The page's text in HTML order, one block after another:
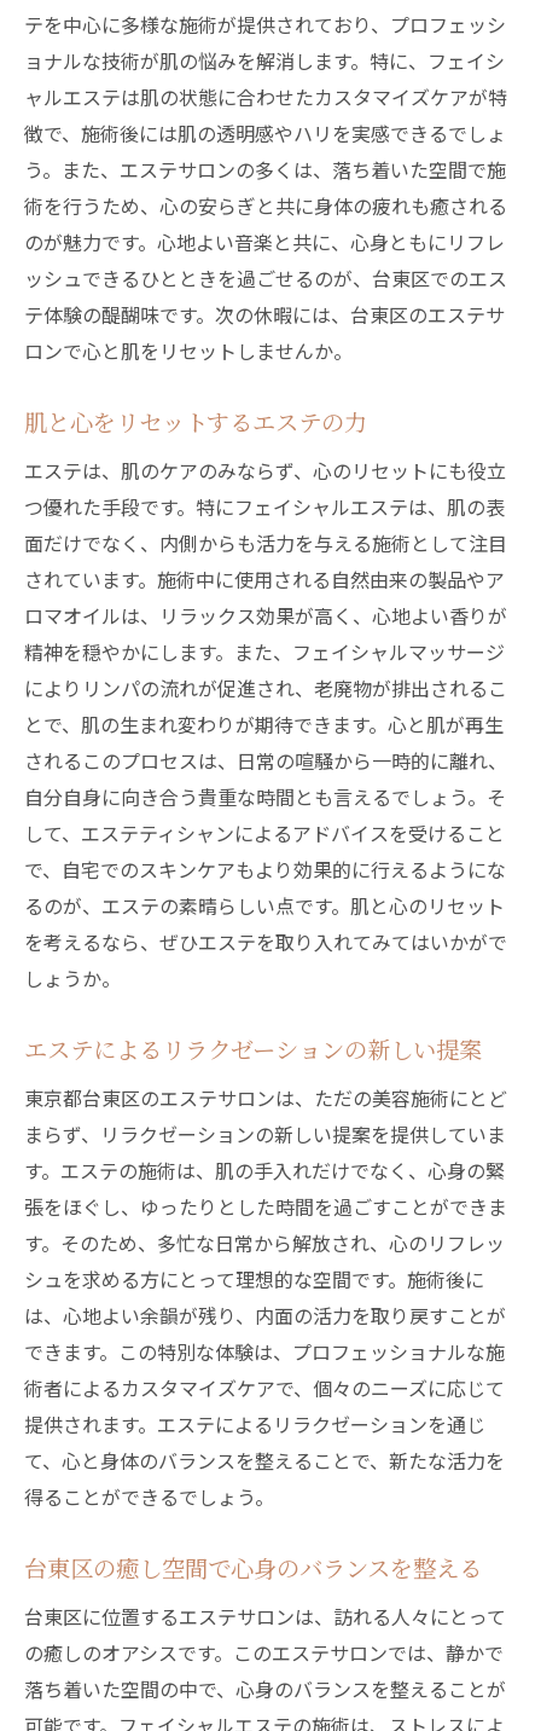
テを中心に多様な施術が提供されており、プロフェッシ
ョナルな技術が肌の悩みを解消します。特に、フェイシ
ャルエステは肌の状態に合わせたカスタマイズケアが特
徴で、施術後には肌の透明感やハリを実感できるでしょ
う。また、エステサロンの多くは、落ち着いた空間で施
術を行うため、心の安らぎと共に身体の疲れも癒される
のが魅力です。心地よい音楽と共に、心身ともにリフレ
ッシュできるひとときを過ごせるのが、台東区でのエス
テ体験の醍醐味です。次の休暇には、台東区のエステサ
ロンで心と肌をリセットしませんか。
肌と心をリセットするエステの力
エステは、肌のケアのみならず、心のリセットにも役立
つ優れた手段です。特にフェイシャルエステは、肌の表
面だけでなく、内側からも活力を与える施術として注目
されています。施術中に使用される自然由来の製品やア
ロマオイルは、リラックス効果が高く、心地よい香りが
精神を穏やかにします。また、フェイシャルマッサージ
によりリンパの流れが促進され、老廃物が排出されるこ
とで、肌の生まれ変わりが期待できます。心と肌が再生
されるこのプロセスは、日常の喧騒から一時的に離れ、
自分自身に向き合う貴重な時間とも言えるでしょう。そ
して、エステティシャンによるアドバイスを受けること
で、自宅でのスキンケアもより効果的に行えるようにな
るのが、エステの素晴らしい点です。肌と心のリセット
を考えるなら、ぜひエステを取り入れてみてはいかがで
しょうか。
エステによるリラクゼーションの新しい提案
東京都台東区のエステサロンは、ただの美容施術にとど
まらず、リラクゼーションの新しい提案を提供していま
す。エステの施術は、肌の手入れだけでなく、心身の緊
張をほぐし、ゆったりとした時間を過ごすことができま
す。そのため、多忙な日常から解放され、心のリフレッ
シュを求める方にとって理想的な空間です。施術後に
は、心地よい余韻が残り、内面の活力を取り戻すことが
できます。この特別な体験は、プロフェッショナルな施
術者によるカスタマイズケアで、個々のニーズに応じて
提供されます。エステによるリラクゼーションを通じ
て、心と身体のバランスを整えることで、新たな活力を
得ることができるでしょう。
台東区の癒し空間で心身のバランスを整える
台東区に位置するエステサロンは、訪れる人々にとって
の癒しのオアシスです。このエステサロンでは、静かで
落ち着いた空間の中で、心身のバランスを整えることが
可能です。フェイシャルエステの施術は、ストレスによ